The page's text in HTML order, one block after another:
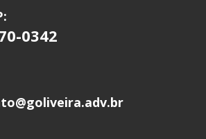
0342
goliveira.adv.br